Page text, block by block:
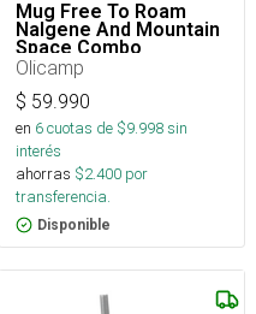
Mug Free To Roam
Nalgene And Mountain
Space Combo
Olicamp
$ 59.990
en 6cuotas de $9.998sin
interés
ahorras $2.400 por
transferencia.
Disponible